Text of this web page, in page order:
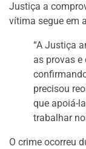
Justiça a
vítima segue em
“A Justiça
as provas
precisou
que apoiá-
trabalhar
O crime ocorreu